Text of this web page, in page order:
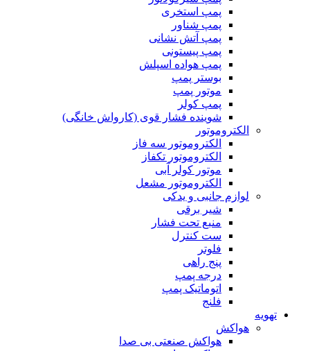
پمپ استخری
پمپ شناور
پمپ آتش نشانی
پمپ پیستونی
پمپ هواده اسپلش
بوستر پمپ
موتور پمپ
پمپ کولر
شوینده فشار قوی (کارواش خانگی)
الکتروموتور
الکتروموتور سه فاز
الکتروموتور تکفاز
موتور کولر آبی
الکتروموتور مشعل
لوازم جانبی و یدکی
شیر برقی
منبع تحت فشار
ست کنترل
فلوتر
پنج راهی
درجه پمپ
اتوماتیک پمپ
فلنج
تهویه
هواکش
هواکش صنعتی بی صدا